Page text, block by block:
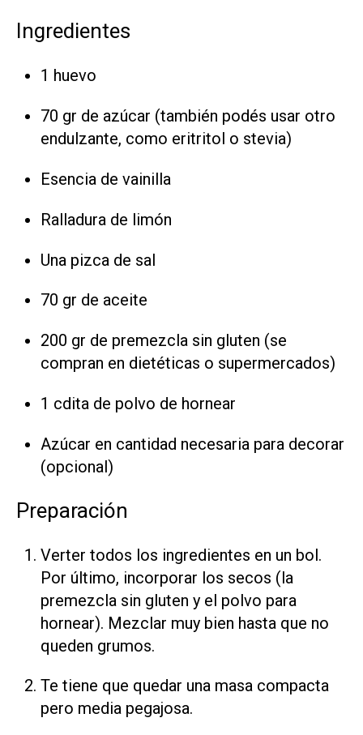
Ingredientes
1 huevo
70 gr de azúcar (también podés usar otro
endulzante, como eritritol o stevia)
Esencia de vainilla
Ralladura de limón
Una pizca de sal
70 gr de aceite
200 gr de premezcla sin gluten (se
compran en dietéticas o supermercados)
1 cdita de polvo de hornear
Azúcar en cantidad necesaria para decorar
(opcional)
Preparación
Verter todos los ingredientes en un bol.
Por último, incorporar los secos (la
premezcla sin gluten y el polvo para
hornear). Mezclar muy bien hasta que no
queden grumos.
Te tiene que quedar una masa compacta
pero media pegajosa.